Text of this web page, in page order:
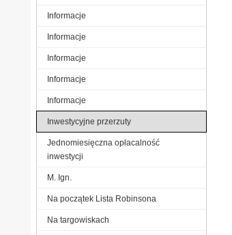
Informacje
Informacje
Informacje
Informacje
Informacje
Inwestycyjne przerzuty
Jednomiesięczna opłacalność
inwestycji
M. Ign.
Na początek Lista Robinsona
Na targowiskach